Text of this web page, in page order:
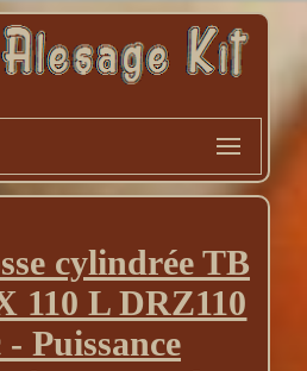
cylindrée TB
110 L DRZ110
- Puissance